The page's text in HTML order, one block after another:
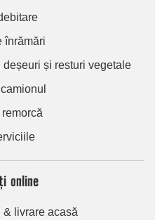
înrămări
și resturi vegetale
remorcă
online
livrare acasă